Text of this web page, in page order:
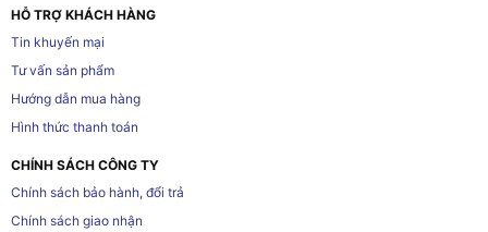
HỖ TRỢ KHÁCH HÀNG
Tin khuyến mại
Tư vấn sản phẩm
Hướng dẫn mua hàng
Hình thức thanh toán
CHÍNH SÁCH CÔNG TY
Chính sách bảo hành, đổi trả
Chính sách giao nhận